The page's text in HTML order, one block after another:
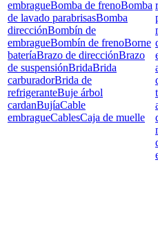
embragueBomba de frenoBomba
de lavado parabrisasBomba
direcciónBombín de
embragueBombín de frenoBorne
bateríaBrazo de direcciónBrazo
de suspensiónBridaBrida
carburadorBrida de
refrigeranteBuje árbol
cardanBujíaCable
embragueCablesCaja de muelle